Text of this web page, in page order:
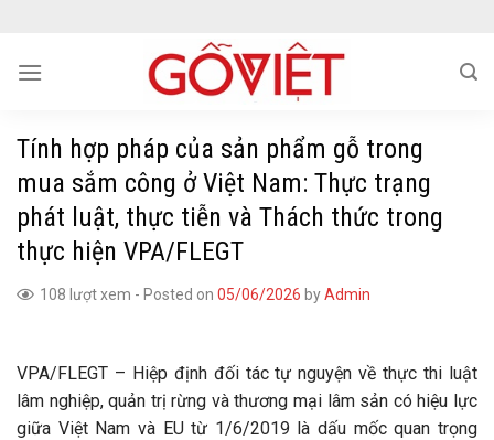
content
Tính hợp pháp của sản phẩm gỗ trong
mua sắm công ở Việt Nam: Thực trạng
phát luật, thực tiễn và Thách thức trong
thực hiện VPA/FLEGT
108 lượt xem - Posted on 05/06/2026 byAdmin
VPA/FLEGT – Hiệp định đối tác tự nguyện về thực thi luật
lâm nghiệp, quản trị rừng và thương mại lâm sản có hiệu lực
giữa Việt Nam và EU từ 1/6/2019 là dấu mốc quan trọng